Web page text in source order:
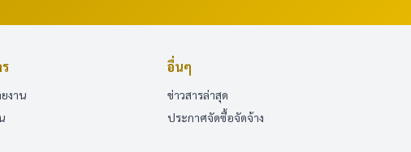
งาน
อื่นๆ
ข่าวสารล่าสุด
ประกาศจัดซื้อจัดจ้าง